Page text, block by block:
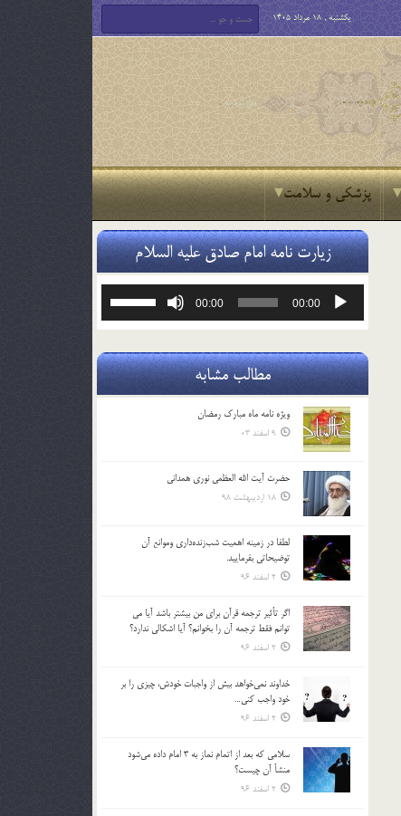
یکشنبه , 18 مرداد 1405
پزشکی و سلامت
زیارت نامه امام صادق علیه السلام
پخش‌کننده
00:00
00:00
یا
صدا
کلیدهای
مطالب مشابه
ویژه نامه ماه مبارک رمضان
9 اسفند 03
حضرت آیت الله العظمی نوری همدانی
18 اردیبهشت 98
لطفا در زمينه اهميت شب‌زنده‌داري وموانع آن
توضيحاتي بفرماييد.
2 اسفند 96
اگر تأثير ترجمه قرآن براي من بيشتر باشد آيا مي
توانم فقط ترجمه آن را بخوانم؟ آيا اشكالي ندارد؟
2 اسفند 96
خداوند نمي‌خواهد بيش از واجبات خودش، چيزي را بر
خود واجب كني…
2 اسفند 96
سلامي كه بعد از اتمام نماز به 3 امام داده مي‌شود
منشأ آن چيست؟
2 اسفند 96